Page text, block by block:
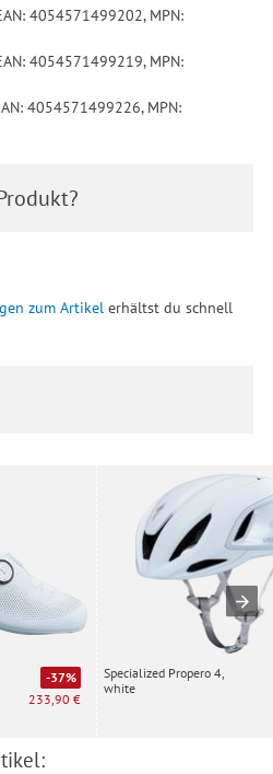
4054571499202, MPN:
4054571499219, MPN:
4054571499226, MPN:
zum Artikelerhältst du schnell
-37%
233,90 €
Specialized Propero 4,
white